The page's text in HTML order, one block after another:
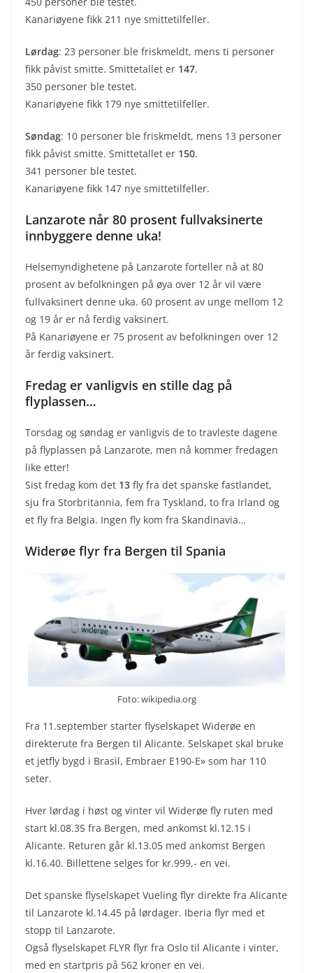
Kanariøyene fikk 211 nye smittetilfeller.
Lørdag: 23 personer ble friskmeldt, mens ti personer
fikk påvist smitte. Smittetallet er 147.
350 personer ble testet.
Kanariøyene fikk 179 nye smittetilfeller.
Søndag: 10 personer ble friskmeldt, mens 13 personer
fikk påvist smitte. Smittetallet er 150.
341 personer ble testet.
Kanariøyene fikk 147 nye smittetilfeller.
Lanzarote når 80 prosent fullvaksinerte
innbyggere denne uka!
Helsemyndighetene på Lanzarote forteller nå at 80
prosent av befolkningen på øya over 12 år vil være
fullvaksinert denne uka. 60 prosent av unge mellom 12
og 19 år er nå ferdig vaksinert.
På Kanariøyene er 75 prosent av befolkningen over 12
år ferdig vaksinert.
Fredag er vanligvis en stille dag på
flyplassen…
Torsdag og søndag er vanligvis de to travleste dagene
på flyplassen på Lanzarote, men nå kommer fredagen
like etter!
Sist fredag kom det 13 fly fra det spanske fastlandet,
sju fra Storbritannia, fem fra Tyskland, to fra Irland og
et fly fra Belgia. Ingen fly kom fra Skandinavia…
Widerøe flyr fra Bergen til Spania
Foto: wikipedia.org
Fra 11.september starter flyselskapet Widerøe en
direkterute fra Bergen til Alicante. Selskapet skal bruke
et jetfly bygd i Brasil, Embraer E190-E» som har 110
seter.
Hver lørdag i høst og vinter vil Widerøe fly ruten med
start kl.08.35 fra Bergen, med ankomst kl.12.15 i
Alicante. Returen går kl.13.05 med ankomst Bergen
kl.16.40. Billettene selges for kr.999,- en vei.
Det spanske flyselskapet Vueling flyr direkte fra Alicante
til Lanzarote kl.14.45 på lørdager. Iberia flyr med et
stopp til Lanzarote.
Også flyselskapet FLYR flyr fra Oslo til Alicante i vinter,
med en startpris på 562 kroner en vei.